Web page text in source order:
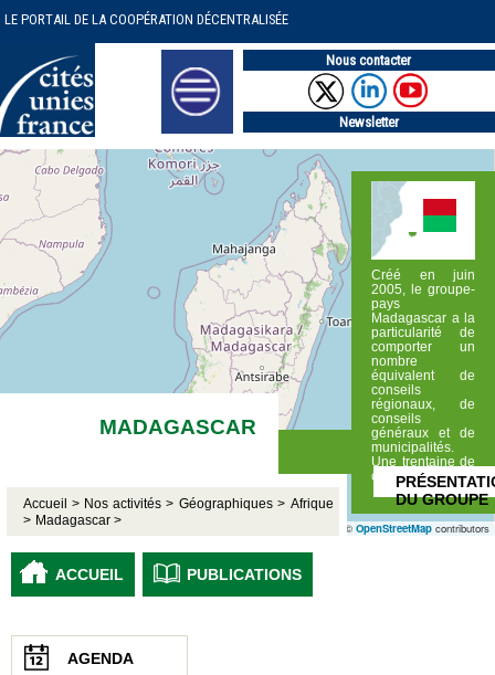
LE PORTAIL DE LA COOPÉRATION DÉCENTRALISÉE
Nous contacter
Newsletter
MADAGASCAR
Accueil > Nos activités > Géographiques > Afrique
> Madagascar >
Créé en juin
2005, le groupe-
pays
Madagascar a la
particularité de
comporter un
nombre
équivalent de
conseils
régionaux, de
conseils
généraux et de
municipalités.
Une trentaine de
collectivités (…)
DU GROUPE
© OpenStreetMap contributors
ACCUEIL PUBLICATIONS
AGENDA